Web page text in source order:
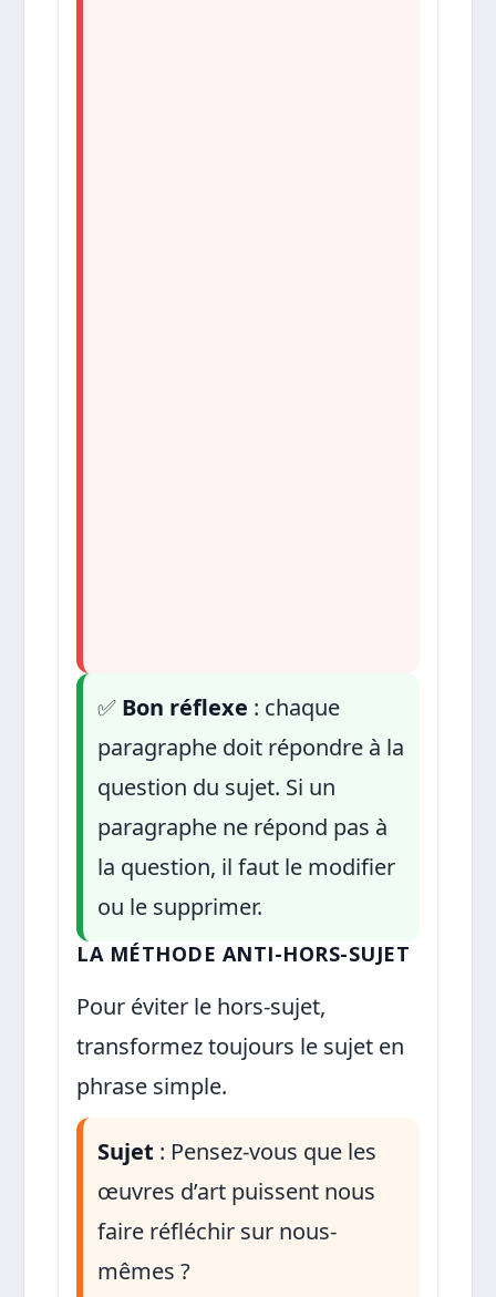
✅ Bon réflexe : chaque
paragraphe doit répondre à la
question du sujet. Si un
paragraphe ne répond pas à
la question, il faut le modifier
ou le supprimer.
LA MÉTHODE ANTI-HORS-SUJET
Pour éviter le hors-sujet,
transformez toujours le sujet en
phrase simple.
Sujet : Pensez-vous que les
œuvres d’art puissent nous
faire réfléchir sur nous-
mêmes ?